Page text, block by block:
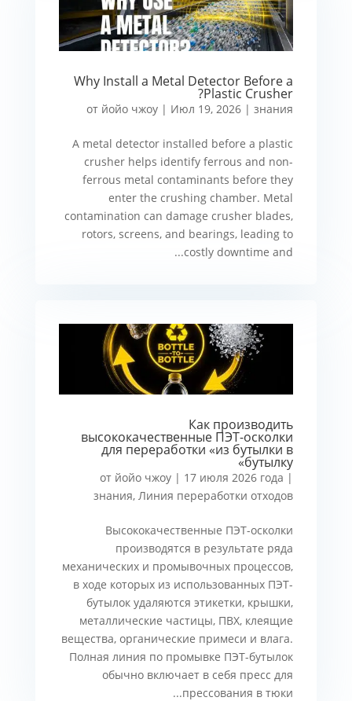
Why Install a Metal Detector Before a
Plastic Crusher?
от йойо чжоу | Июл 19, 2026 |знания
A metal detector installed before a plastic
crusher helps identify ferrous and non-
ferrous metal contaminants before they
enter the crushing chamber. Metal
contamination can damage crusher blades,
rotors, screens, and bearings, leading to
costly downtime and...
Как производить
высококачественные ПЭТ-осколки
для переработки «из бутылки в
бутылку»
от йойо чжоу | 17 июля 2026 года |
знания, Линия переработки отходов
Высококачественные ПЭТ-осколки
производятся в результате ряда
механических и промывочных процессов,
в ходе которых из использованных ПЭТ-
бутылок удаляются этикетки, крышки,
металлические частицы, ПВХ, клеящие
вещества, органические примеси и влага.
Полная линия по промывке ПЭТ-бутылок
обычно включает в себя пресс для
прессования в тюки...